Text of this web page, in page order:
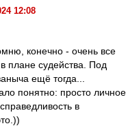
12:08
конечно - очень все
плане судейства. Под
ещё тогда...
понятно: просто личное
в